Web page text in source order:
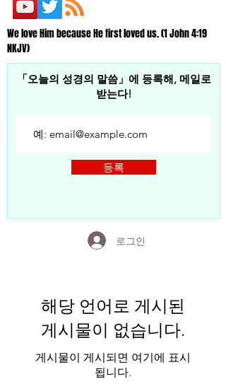
We love Him because He first loved us. (1 John 4:19
NKJV)
「오늘의 성경의 말씀」에 등록해, 메일로
받는다!
등록
로그인
해당 언어로 게시된
게시물이 없습니다.
게시물이 게시되면 여기에 표시
됩니다.